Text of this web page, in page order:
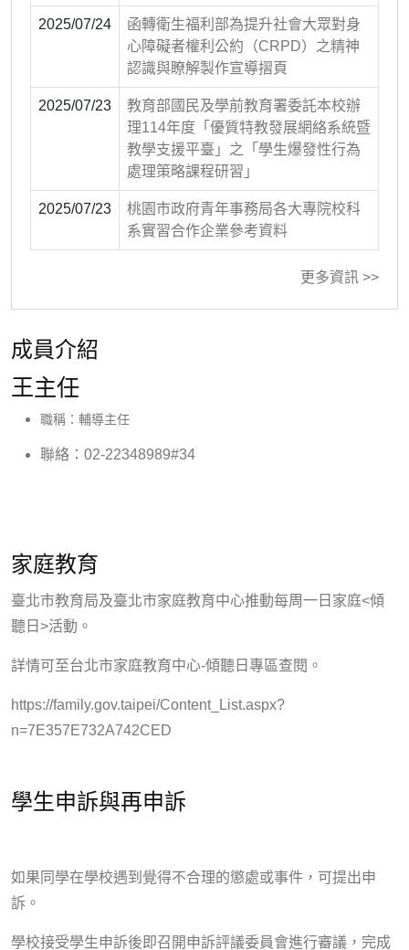
2025/07/24
函轉衛生福利部為提升社會大眾對身
心障礙者權利公約（CRPD）之精神
認識與瞭解製作宣導摺頁
2025/07/23
教育部國民及學前教育署委託本校辦
理114年度「優質特教發展網絡系統暨
教學支援平臺」之「學生爆發性行為
處理策略課程研習」
2025/07/23
桃園市政府青年事務局各大專院校科
系實習合作企業參考資料
更多資訊 >>
成員介紹
王主任
職稱：輔導主任
聯絡：02-22348989#34
家庭教育
臺北市教育局及臺北市家庭教育中心推動每周一日家庭<傾
聽日>活動。
詳情可至台北市家庭教育中心-傾聽日專區查閱。
https://family.gov.taipei/Content_List.aspx?
n=7E357E732A742CED
學生申訴與再申訴
如果同學在學校遇到覺得不合理的懲處或事件，可提出申
訴。
學校接受學生申訴後即召開申訴評議委員會進行審議，完成